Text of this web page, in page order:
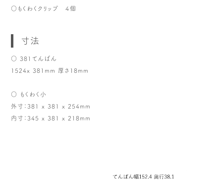
○もくわくクリップ ４個
寸法
○ 381てんばん
1524x 381mm 厚さ18mm
○ もくわく小
外寸：381 x 381 x 254mm
内寸：345 x 381 x 218mm